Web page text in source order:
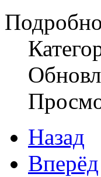
Назад
Вперёд